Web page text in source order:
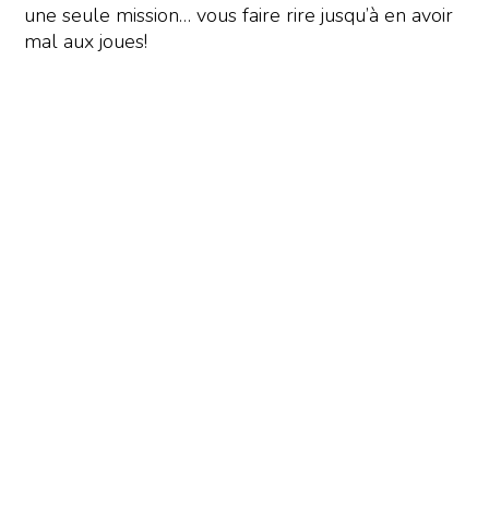
une seule mission… vous faire rire jusqu’à en avoir
mal aux joues!